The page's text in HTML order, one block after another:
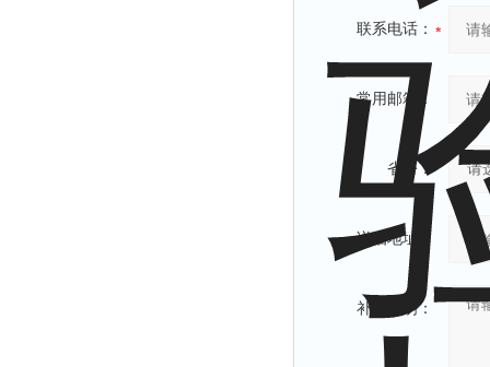
联系电话：
常用邮箱：
省份：
详细地址：
补充说明：